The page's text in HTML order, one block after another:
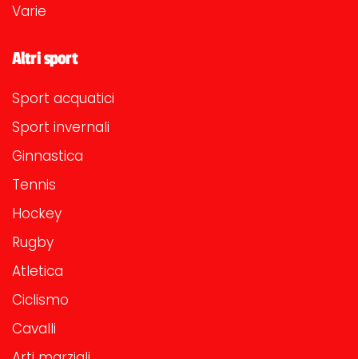
Varie
Altri sport
Sport acquatici
Sport invernali
Ginnastica
Tennis
Hockey
Rugby
Atletica
Ciclismo
Cavalli